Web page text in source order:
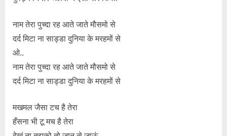
नाम तेरा पुच्दा रह आते जाते मौसमो से
दर्द मिटा ना साड्डा दुनिया के मरहमों से
ओ..
नाम तेरा पुच्दा रह आते जाते मौसमो से
दर्द मिटा ना साड्डा दुनिया के मरहमों से
मखमल जैसा टच है तेरा
हँसना भी टू मच है तेरा